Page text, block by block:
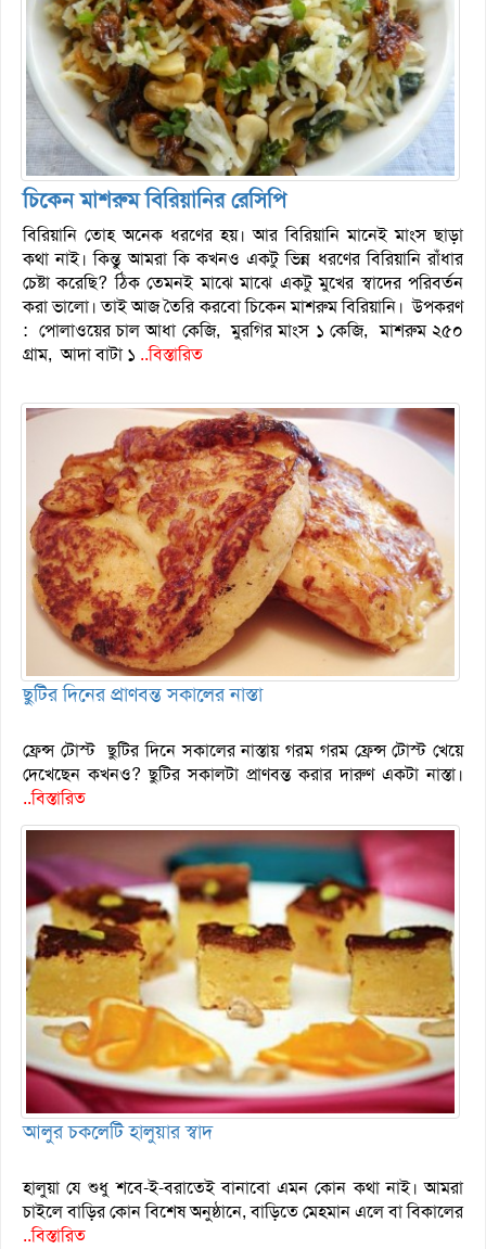
চিকেন মাশরুম বিরিয়ানির রেসিপি
বিরিয়ানি তোহ অনেক ধরণের হয়। আর বিরিয়ানি মানেই মাংস ছাড়া
কথা নাই। কিন্তু আমরা কি কখনও একটু ভিন্ন ধরণের বিরিয়ানি রাঁধার
চেষ্টা করেছি? ঠিক তেমনই মাঝে মাঝে একটু মুখের স্বাদের পরিবর্তন
করা ভালো। তাই আজ তৈরি করবো চিকেন মাশরুম বিরিয়ানি। উপকরণ
: পোলাওয়ের চাল আধা কেজি, মুরগির মাংস ১ কেজি, মাশরুম ২৫০
গ্রাম, আদা বাটা ১ ..বিস্তারিত
ছুটির দিনের প্রাণবন্ত সকালের নাস্তা
ফ্রেন্স টোস্ট ছুটির দিনে সকালের নাস্তায় গরম গরম ফ্রেন্স টোস্ট খেয়ে
দেখেছেন কখনও? ছুটির সকালটা প্রাণবন্ত করার দারুণ একটা নাস্তা।
..বিস্তারিত
আলুর চকলেটি হালুয়ার স্বাদ
হালুয়া যে শুধু শবে-ই-বরাতেই বানাবো এমন কোন কথা নাই। আমরা
চাইলে বাড়ির কোন বিশেষ অনুষ্ঠানে, বাড়িতে মেহমান এলে বা বিকালের
..বিস্তারিত